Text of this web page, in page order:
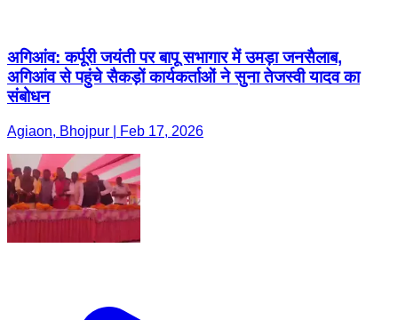
अगिआंव: कर्पूरी जयंती पर बापू सभागार में उमड़ा जनसैलाब,
अगिआंव से पहुंचे सैकड़ों कार्यकर्ताओं ने सुना तेजस्वी यादव का
संबोधन
Agiaon, Bhojpur | Feb 17, 2026